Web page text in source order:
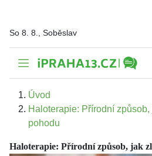
So 8. 8., Soběslav
Úvod
Haloterapie: Přírodní
pohodu
Haloterapie: Přírodní způsob, jak